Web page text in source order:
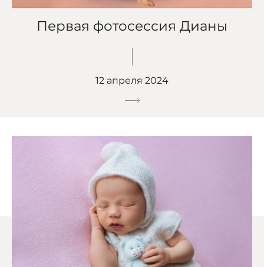
Первая фотосессия Дианы
12 апреля 2024